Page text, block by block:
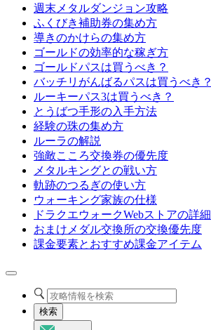
週末メタルダンジョン攻略
ふくびき補助券の集め方
導きのかけらの集め方
ゴールドの効率的な稼ぎ方
ゴールドパスは買うべき？
バッチリがんばるパスは買うべき？
ルーキーパス3は買うべき？
とうばつ手形の入手方法
経験の珠の集め方
ルーラの解説
強敵こころ交換券の優先度
メタルキングとの戦い方
軌跡のつるぎの使い方
ウォーキング家族の仕様
ドラクエウォークWebストアの詳細
おまけメダル交換所の交換優先度
課金要素とおすすめ課金アイテム
検索